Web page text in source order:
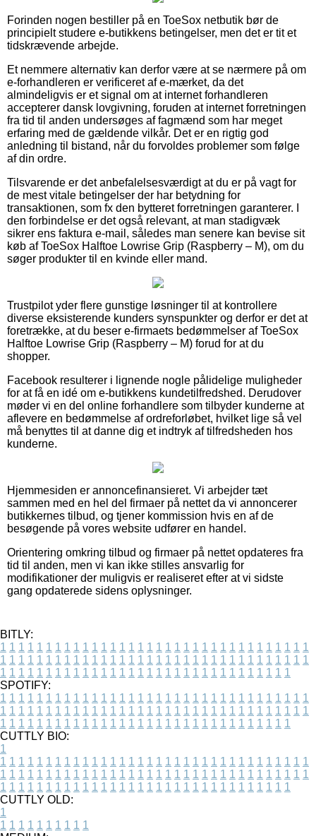
Forinden nogen bestiller på en ToeSox netbutik bør de
principielt studere e-butikkens betingelser, men det er tit et
tidskrævende arbejde.
Et nemmere alternativ kan derfor være at se nærmere på om
e-forhandleren er verificeret af e-mærket, da det
almindeligvis er et signal om at internet forhandleren
accepterer dansk lovgivning, foruden at internet forretningen
fra tid til anden undersøges af fagmænd som har meget
erfaring med de gældende vilkår. Det er en rigtig god
anledning til bistand, når du forvoldes problemer som følge
af din ordre.
Tilsvarende er det anbefalelsesværdigt at du er på vagt for
de mest vitale betingelser der har betydning for
transaktionen, som fx den bytteret forretningen garanterer. I
den forbindelse er det også relevant, at man stadigvæk
sikrer ens faktura e-mail, således man senere kan bevise sit
køb af ToeSox Halftoe Lowrise Grip (Raspberry – M), om du
søger produkter til en kvinde eller mand.
Trustpilot yder flere gunstige løsninger til at kontrollere
diverse eksisterende kunders synspunkter og derfor er det at
foretrække, at du beser e-firmaets bedømmelser af ToeSox
Halftoe Lowrise Grip (Raspberry – M) forud for at du
shopper.
Facebook resulterer i lignende nogle pålidelige muligheder
for at få en idé om e-butikkens kundetilfredshed. Derudover
møder vi en del online forhandlere som tilbyder kunderne at
aflevere en bedømmelse af ordreforløbet, hvilket lige så vel
må benyttes til at danne dig et indtryk af tilfredsheden hos
kunderne.
Hjemmesiden er annoncefinansieret. Vi arbejder tæt
sammen med en hel del firmaer på nettet da vi annoncerer
butikkernes tilbud, og tjener kommission hvis en af de
besøgende på vores website udfører en handel.
Orientering omkring tilbud og firmaer på nettet opdateres fra
tid til anden, men vi kan ikke stilles ansvarlig for
modifikationer der muligvis er realiseret efter at vi sidste
gang opdaterede sidens oplysninger.
BITLY:
1 1 1 1 1 1 1 1 1 1 1 1 1 1 1 1 1 1 1 1 1 1 1 1 1 1 1 1 1 1 1 1 1 1
1 1 1 1 1 1 1 1 1 1 1 1 1 1 1 1 1 1 1 1 1 1 1 1 1 1 1 1 1 1 1 1 1 1
1 1 1 1 1 1 1 1 1 1 1 1 1 1 1 1 1 1 1 1 1 1 1 1 1 1 1 1 1 1 1 1
SPOTIFY:
1 1 1 1 1 1 1 1 1 1 1 1 1 1 1 1 1 1 1 1 1 1 1 1 1 1 1 1 1 1 1 1 1 1
1 1 1 1 1 1 1 1 1 1 1 1 1 1 1 1 1 1 1 1 1 1 1 1 1 1 1 1 1 1 1 1 1 1
1 1 1 1 1 1 1 1 1 1 1 1 1 1 1 1 1 1 1 1 1 1 1 1 1 1 1 1 1 1 1 1
CUTTLY BIO:
1
1 1 1 1 1 1 1 1 1 1 1 1 1 1 1 1 1 1 1 1 1 1 1 1 1 1 1 1 1 1 1 1 1 1
1 1 1 1 1 1 1 1 1 1 1 1 1 1 1 1 1 1 1 1 1 1 1 1 1 1 1 1 1 1 1 1 1 1
1 1 1 1 1 1 1 1 1 1 1 1 1 1 1 1 1 1 1 1 1 1 1 1 1 1 1 1 1 1 1 1
CUTTLY OLD:
1
1 1 1 1 1 1 1 1 1 1